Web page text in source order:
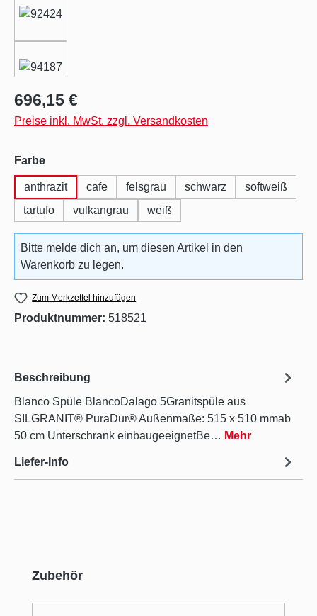
Regulärer Preis:
696,15 €
Preise inkl. MwSt. zzgl. Versandkosten
Farbeauswählen
anthrazit cafe felsgrau schwarz
softweiß
tartufo
vulkangrau weiß
Bitte melde dich an, um diesen Artikel in den
Warenkorb zu legen.
Zum Merkzettel hinzufügen
Produktnummer: 518521
Beschreibung
Blanco Spüle BlancoDalago 5Granitspüle aus
SILGRANIT® PuraDur® Außenmaße: 515 x 510 mmab
50 cm Unterschrank einbaugeeignetBe… Mehr
Liefer-Info
Produktgalerie überspringen
Zubehör